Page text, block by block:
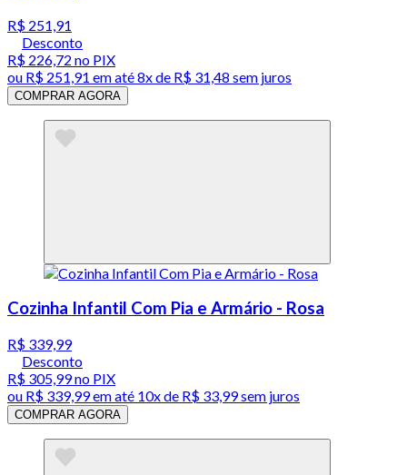
R$ 251,91
Desconto
R$ 226,72 no PIX
ou R$ 251,91 em até8x de R$ 31,48 sem juros
COMPRAR AGORA
Cozinha Infantil Com Pia e Armário - Rosa
R$ 339,99
Desconto
R$ 305,99no PIX
ou R$ 339,99em até 10x de R$ 33,99 sem juros
COMPRAR AGORA